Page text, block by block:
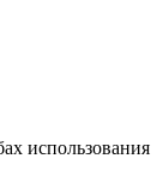
использования